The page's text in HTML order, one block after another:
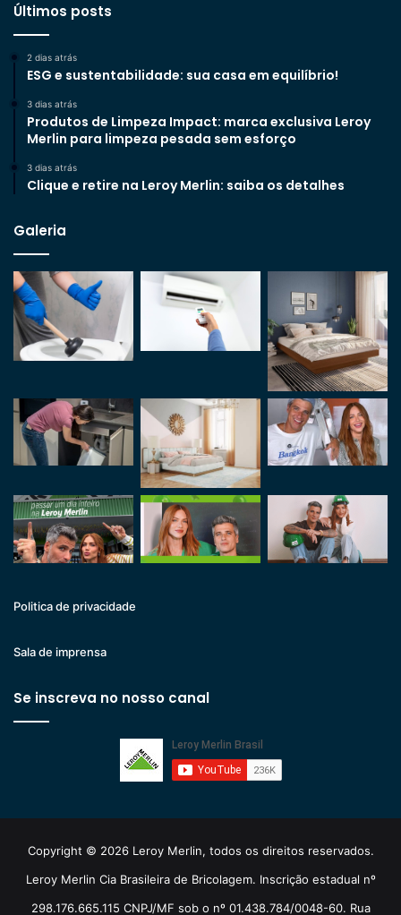
Últimos posts
2 dias atrás
ESG e sustentabilidade: sua casa em equilíbrio!
3 dias atrás
Produtos de Limpeza Impact: marca exclusiva Leroy
Merlin para limpeza pesada sem esforço
3 dias atrás
Clique e retire na Leroy Merlin: saiba os detalhes
Galeria
Politica de privacidade
Sala de imprensa
Se inscreva no nosso canal
Copyright © 2026 Leroy Merlin, todos os direitos reservados.
Leroy Merlin Cia Brasileira de Bricolagem. Inscrição estadual nº
298.176.665.115 CNPJ/MF sob o nº 01.438.784/0048-60. Rua